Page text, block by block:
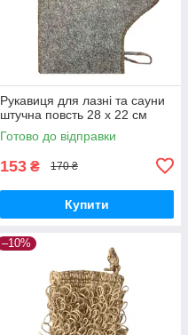
Рукавиця для лазні та сауни
штучна повсть 28 х 22 см
Готово до відправки
153 ₴ 170 ₴
Купити
–10%